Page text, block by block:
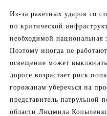
Из-за ракетных ударов со
по критической
необходимой национальная
Поэтому иногда не
освещение может
дороге возрастает риск
горожанам уберечься на
представитель патрульной
области Людмила